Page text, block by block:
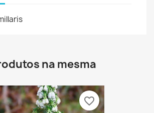
na mesma
favorite_border